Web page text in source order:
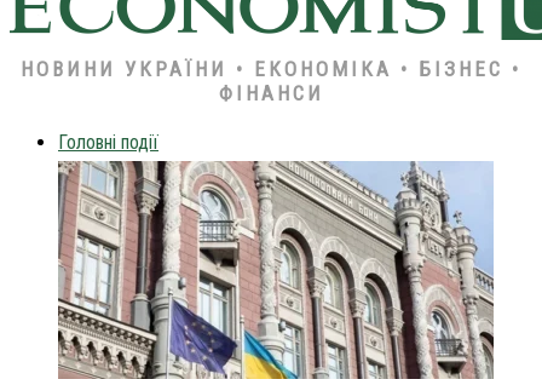
НОВИНИ УКРАЇНИ • ЕКОНОМІКА • БІЗНЕС •
ФІНАНСИ
Головні події